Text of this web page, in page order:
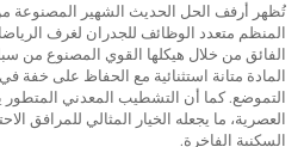
تُظهر أرفف الحل الحديث الشهير المصنوعة
المنظم متعدد الوظائف للجدران لغرف
الفائق من خلال هيكلها القوي المصنوع من
المادة متانة استثنائية مع الحفاظ على خفة
التموضع. كما أن التشطيب المعدني المتطور
العصرية، ما يجعله الخيار المثالي للمرافق
السكنية الفاخرة.